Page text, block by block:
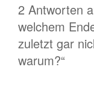
2 Antworten
welchem
zuletzt gar
warum?“